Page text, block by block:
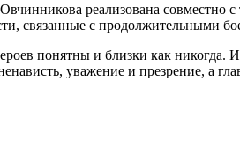
реализована совместно
связанные с продолжительными
понятны и близки как
уважение и презрение, а